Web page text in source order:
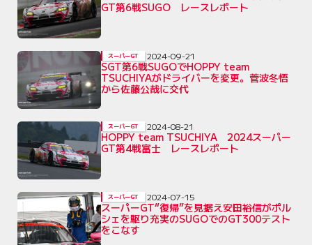
GT第6戦SUGO レースレポート
SGT第6戦SUGOでHOPPY team
TSUCHIYAがドライバーを変更。菅波冬悟
から佐藤公哉に交代
スーパーGT 2024-09-21
HOPPY team TSUCHIYA 2024スーパー
GT第4戦富士 レースレポート
スーパーGT 2024-08-21
スーパーGT“復帰”を見据え安田裕信がポル
シェを駆り充実のSUGOでのGT300テスト
をこなす
スーパーGT 2024-07-15